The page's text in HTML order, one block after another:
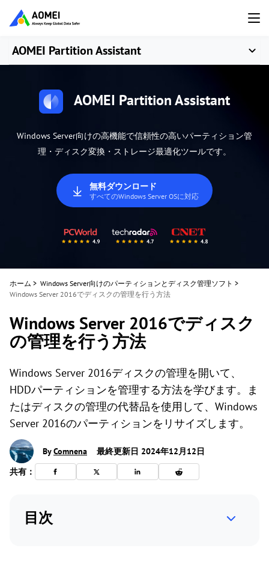
AOMEI Partition Assistant
AOMEI Partition Assistant
Windows Server向けの高機能で信頼性の高いパーティション管
理・ディスク変換・ストレージ最適化ツールです。
無料ダウンロード
すべてのWindows Server OSに対応
ホーム > Windows Server向けのパーティションとディスク管理ソフト >
Windows Server 2016でディスクの管理を行う方法
Windows Server 2016でディスク
の管理を行う方法
Windows Server 2016ディスクの管理を開いて、
HDDパーティションを管理する方法を学びます。ま
たはディスクの管理の代替品を使用して、Windows
Server 2016のパーティションをリサイズします。
ByComnena
最終更新日 2024年12月12日
共有：
目次